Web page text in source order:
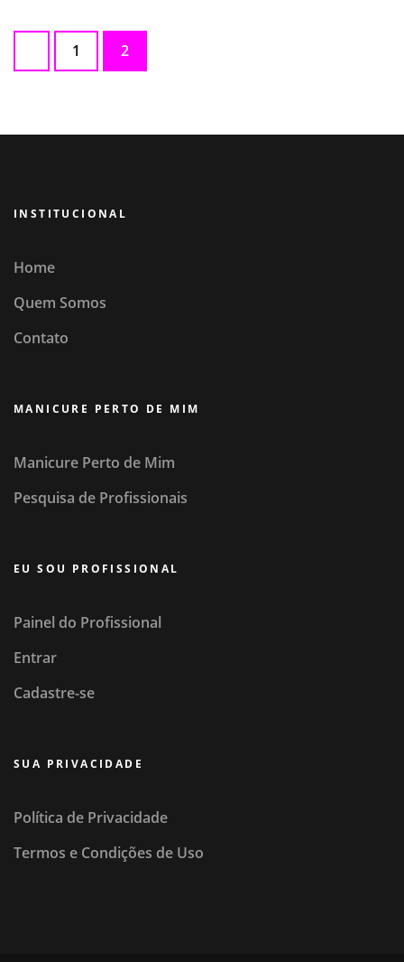
1 2
INSTITUCIONAL
Home
Quem Somos
Contato
MANICURE PERTO DE MIM
Manicure Perto de Mim
Pesquisa de Profissionais
EU SOU PROFISSIONAL
Painel do Profissional
Entrar
Cadastre-se
SUA PRIVACIDADE
Política de Privacidade
Termos e Condições de Uso